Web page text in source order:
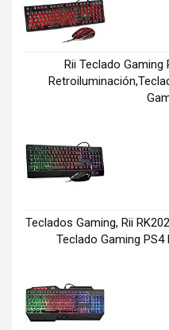
Rii Teclado Gaming
Teclados Gaming, Rii
Teclado Gaming PS4